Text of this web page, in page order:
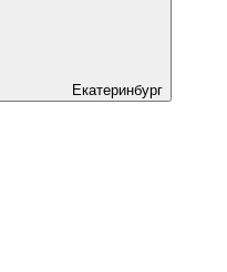
Екатеринбург